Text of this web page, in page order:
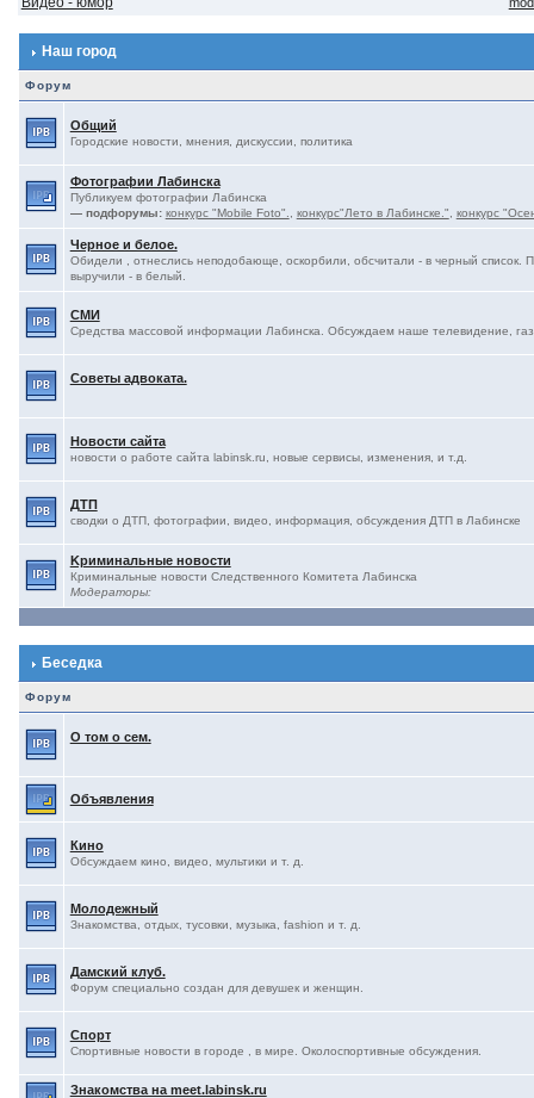
Наш город
Форум
Общий
Городские новости, мнения, дискуссии, политика
Фотографии Лабинска
Публикуем фотографии Лабинска
— подфорумы: конкурс "Mobile Foto". конкурс"Лето в Лабинске." конкурс
Черное и белое.
Обидели , отнеслись неподобающе, оскорбили, обсчитали - в черный список.
выручили - в белый.
СМИ
Средства массовой информации Лабинска. Обсуждаем наше телевидение,
Советы адвоката.
Новости сайта
новости о работе сайта labinsk.ru, новые сервисы, изменения, и т.д.
ДТП
сводки о ДТП, фотографии, видео, информация, обсуждения ДТП в Лабинске
Kриминальные новости
Криминальные новости Следственного Комитета Лабинска
Модераторы:
Беседка
Форум
О том о сем.
Объявления
Кино
Обсуждаем кино, видео, мультики и т. д.
Молодежный
Знакомства, отдых, тусовки, музыка, fashion и т. д.
Дамский клуб.
Форум специально создан для девушек и женщин.
Спорт
Спортивные новости в городе , в мире. Околоспортивные обсуждения.
Знакомства на meet.labinsk.ru